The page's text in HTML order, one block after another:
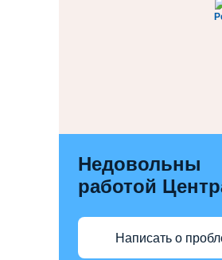
Недовольны
работой
Написать о